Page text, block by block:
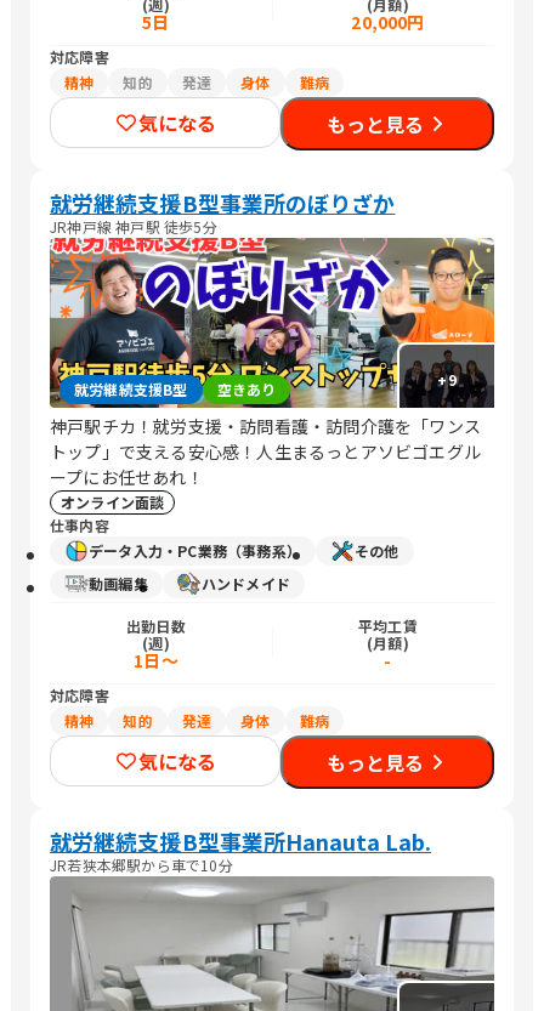
(週)
5日
(月額)
20,000円
対応障害
精神
知的 発達 身体 難病
気になる もっと見る
就労継続支援B型事業所のぼりざか
JR神戸線 神戸駅 徒歩5分
+9
就労継続支援B型 空きあり
神戸駅チカ！就労支援・訪問看護・訪問介護を「ワンス
トップ」で支える安心感！人生まるっとアソビゴエグル
ープにお任せあれ！
オンライン面談
仕事内容
データ入力・PC業務（事務系）
その他
動画編集
ハンドメイド
出勤日数
(週)
1日～
平均工賃
(月額)
-
対応障害
精神
知的 発達 身体 難病
気になる もっと見る
就労継続支援B型事業所Hanauta Lab.
JR若狭本郷駅から車で10分